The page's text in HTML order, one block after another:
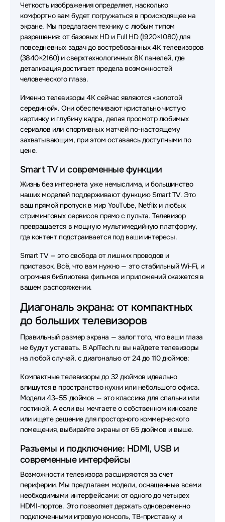
Четкость изображения определяет, насколько
комфортно вам будет погружаться в происходящее на
экране. Мы предлагаем технику с любым типом
разрешения: от базовых HD и Full HD (1920×1080) для
повседневных задач до востребованных 4K телевизоров
(3840×2160) и сверхтехнологичных 8K панелей, где
детализация достигает предела возможностей
человеческого глаза.
Именно телевизоры 4K сейчас являются «золотой
серединой». Они обеспечивают кристально чистую
картинку и глубину кадра, делая просмотр любимых
сериалов или спортивных матчей по-настоящему
захватывающим, при этом оставаясь доступными по
цене.
Smart TV и современные функции
Жизнь без интернета уже немыслима, и большинство
наших моделей поддерживают функцию Smart TV. Это
ваш прямой пропуск в мир YouTube, Netflix и любых
стриминговых сервисов прямо с пульта. Телевизор
превращается в мощную мультимедийную платформу,
где контент подстраивается под ваши интересы.
Smart TV — это свобода от лишних проводов и
приставок. Всё, что вам нужно — это стабильный Wi-Fi, и
огромная библиотека фильмов и приложений окажется в
вашем распоряжении.
Диагональ экрана: от компактных
до больших телевизоров
Правильный размер экрана — залог того, что ваши глаза
не будут уставать. В AplTech.ru вы найдете телевизоры
на любой случай, с диагональю от 24 до 110 дюймов:
Компактные телевизоры до 32 дюймов идеально
впишутся в пространство кухни или небольшого офиса.
Модели 43–55 дюймов — это классика для спальни или
гостиной. А если вы мечтаете о собственном кинозале
или ищете решение для просторного коммерческого
помещения, выбирайте экраны от 65 дюймов и выше.
Разъемы и подключение: HDMI, USB и
современные интерфейсы
Возможности телевизора расширяются за счет
периферии. Мы предлагаем модели, оснащенные всеми
необходимыми интерфейсами: от одного до четырех
HDMI-портов. Это позволяет держать одновременно
подключенными игровую консоль, ТВ-приставку и